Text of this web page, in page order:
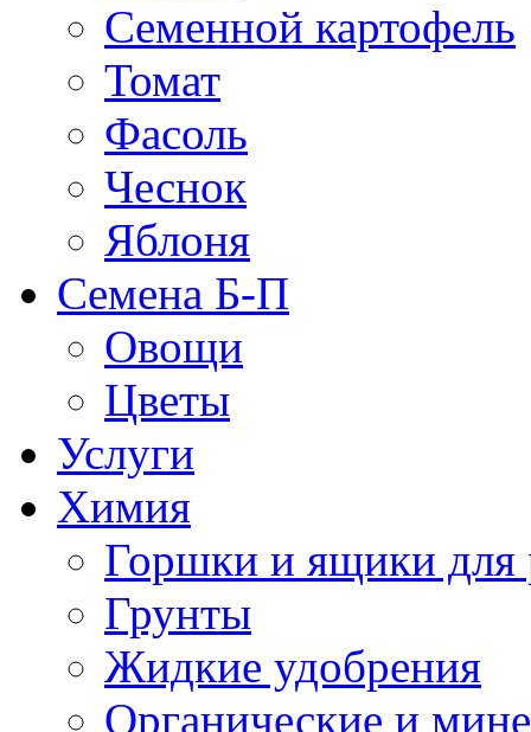
Семенной картофель
Томат
Фасоль
Чеснок
Яблоня
Семена Б-П
Овощи
Цветы
Услуги
Химия
Горшки и ящики для
Грунты
Жидкие удобрения
Органические и